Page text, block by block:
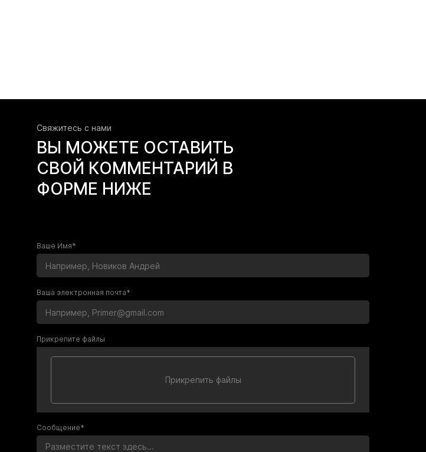
Свяжитесь c нами
ВЫ МОЖЕТЕ ОСТАВИТЬ
СВОЙ КОММЕНТАРИЙ В
ФОРМЕ НИЖЕ
Ваше Имя*
Ваша электронная почта*
Прикрепите файлы
Сообщение*